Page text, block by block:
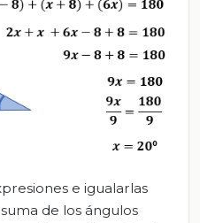
e igualarlas
de los ángulos